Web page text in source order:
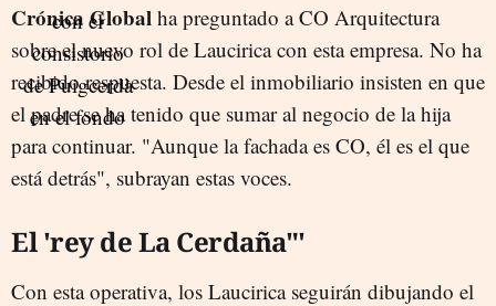
Crónica Global ha preguntado a CO Arquitectura
sobre el nuevo rol de Laucirica con esta empresa. No ha
recibido respuesta. Desde el inmobiliario insisten en que
el padre se ha tenido que sumar al negocio de la hija
para continuar. "Aunque la fachada es CO, él es el que
está detrás", subrayan estas voces.
El 'rey de La Cerdaña"'
Con esta operativa, los Laucirica seguirán dibujando el